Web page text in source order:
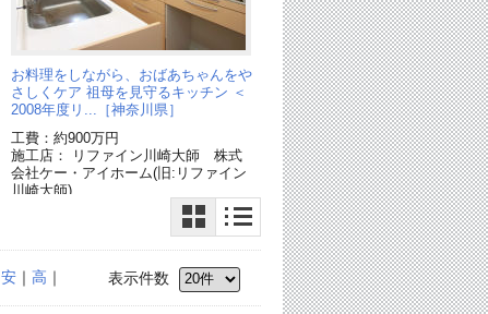
お料理をしながら、おばあちゃんをや
さしくケア 祖母を見守るキッチン ＜
2008年度リ...［神奈川県］
工費：約900万円
施工店： リファイン川崎大師 株式
会社ケー・アイホーム(旧:リファイン
川崎大師)
表示件数
安｜ 高 ｜